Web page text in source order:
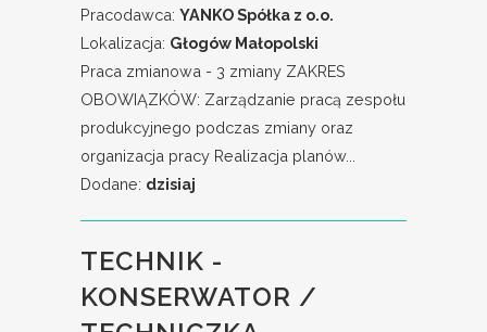
Pracodawca: YANKO Spółka z o.o.
Lokalizacja: Głogów Małopolski
Praca zmianowa - 3 zmiany ZAKRES
OBOWIĄZKÓW: Zarządzanie pracą zespołu
produkcyjnego podczas zmiany oraz
organizacja pracy Realizacja planów...
Dodane: dzisiaj
TECHNIK -
KONSERWATOR /